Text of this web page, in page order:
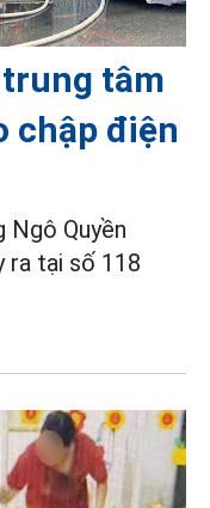
tâm
chập điện
Ngô Quyền
ra tại số 118